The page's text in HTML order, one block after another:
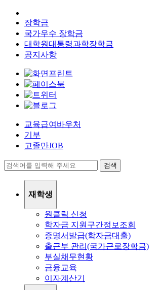
장학금
국가우수 장학금
대학원대통령과학장학금
공지사항
교육급여바우처
기부
고졸만JOB
검색
재학생
원클릭 신청
학자금 지원구간정보조회
증명서발급(학자금대출)
출근부 관리(국가근로장학금)
부실채무현황
금융교육
이자계산기